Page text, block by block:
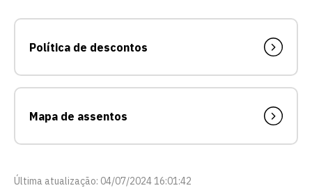
Política de descontos
Mapa de assentos
Última atualização: 04/07/2024 16:01:42